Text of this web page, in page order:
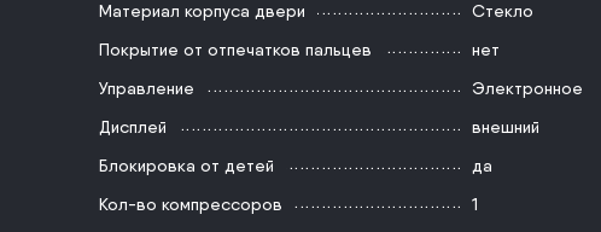
Материал корпуса двери
Стекло
Покрытие от отпечатков пальцев
нет
Управление
Электронное
Дисплей
внешний
Блокировка от детей
да
Кол-во компрессоров
1